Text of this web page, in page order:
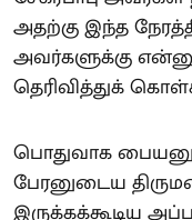
அதற்கு இந்த
அவர்களுக்கு
தெரிவித்துக்
பொதுவாக
பேரனுடைய
இருக்கக்கூடிய